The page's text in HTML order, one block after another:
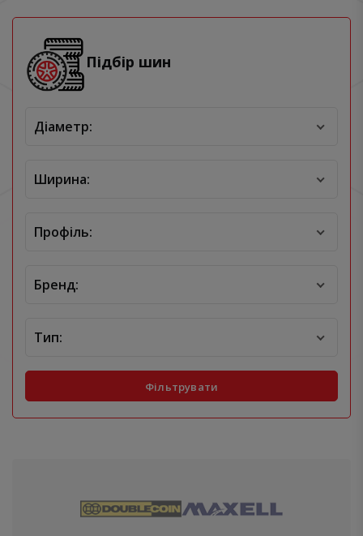
Підбір шин
Діаметр:
Ширина:
Профіль:
Бренд:
Тип:
Фільтрувати